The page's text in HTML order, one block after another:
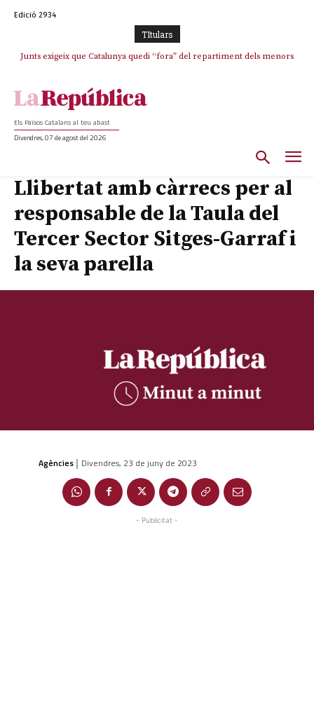
Edició 2934
TItulars
Junts exigeix que Catalunya quedi “fora” del repartiment dels menors
Els Països Catalans al teu abast
Divendres, 07 de agost del 2026
Llibertat amb càrrecs per al
responsable de la Taula del
Tercer Sector Sitges-Garraf i
la seva parella
Agències | Divendres, 23 de juny de 2023
- Publicitat -